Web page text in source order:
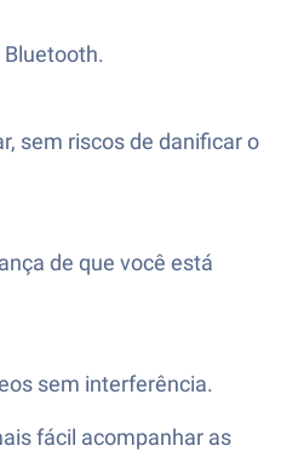
sem riscos de danificar o
de que você está
sem interferência.
fácil acompanhar as